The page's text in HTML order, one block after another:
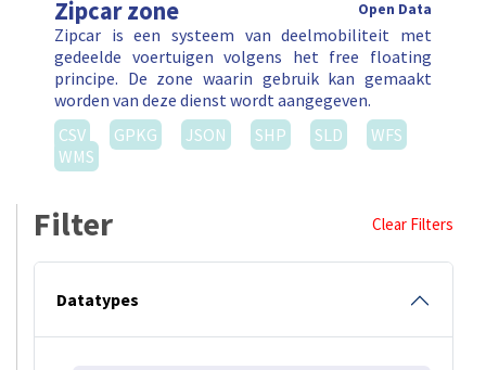
Zipcar zone Open Data
Zipcar is een systeem van deelmobiliteit met
gedeelde voertuigen volgens het free floating
principe. De zone waarin gebruik kan gemaakt
worden van deze dienst wordt aangegeven.
CSV
GPKG JSON SHP SLD
WFS
WMS
Filter Clear Filters
Datatypes